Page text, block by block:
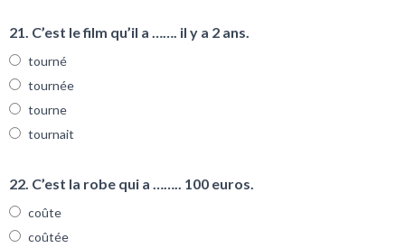
21. C’est le film qu’il a ……. il y a 2 ans.
tourné
tournée
tourne
tournait
22. C’est la robe qui a …….. 100 euros.
coûte
coûtée